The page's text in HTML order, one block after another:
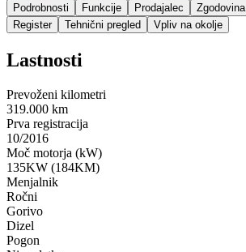
Podrobnosti Funkcije Prodajalec Zgodovina
Register
Tehnični pregled Vpliv na okolje
Lastnosti
Prevoženi kilometri
319.000 km
Prva registracija
10/2016
Moč motorja (kW)
135KW (184KM)
Menjalnik
Ročni
Gorivo
Dizel
Pogon